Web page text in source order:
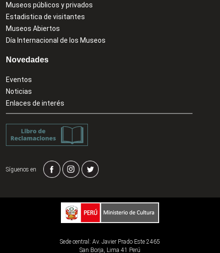
Museos públicos y privados
Estadistica de visitantes
Museos Abiertos
Día Internacional de los Museos
Novedades
Eventos
Noticias
Enlaces de interés
Síguenos en
Sede central: Av. Javier Prado Este 2465
San Borja, Lima 41 Perú